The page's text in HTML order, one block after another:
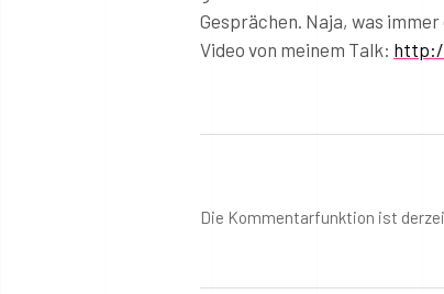
Gesprächen. Naja, was
Video von meinem Talk:
Die Kommentarfunktion ist